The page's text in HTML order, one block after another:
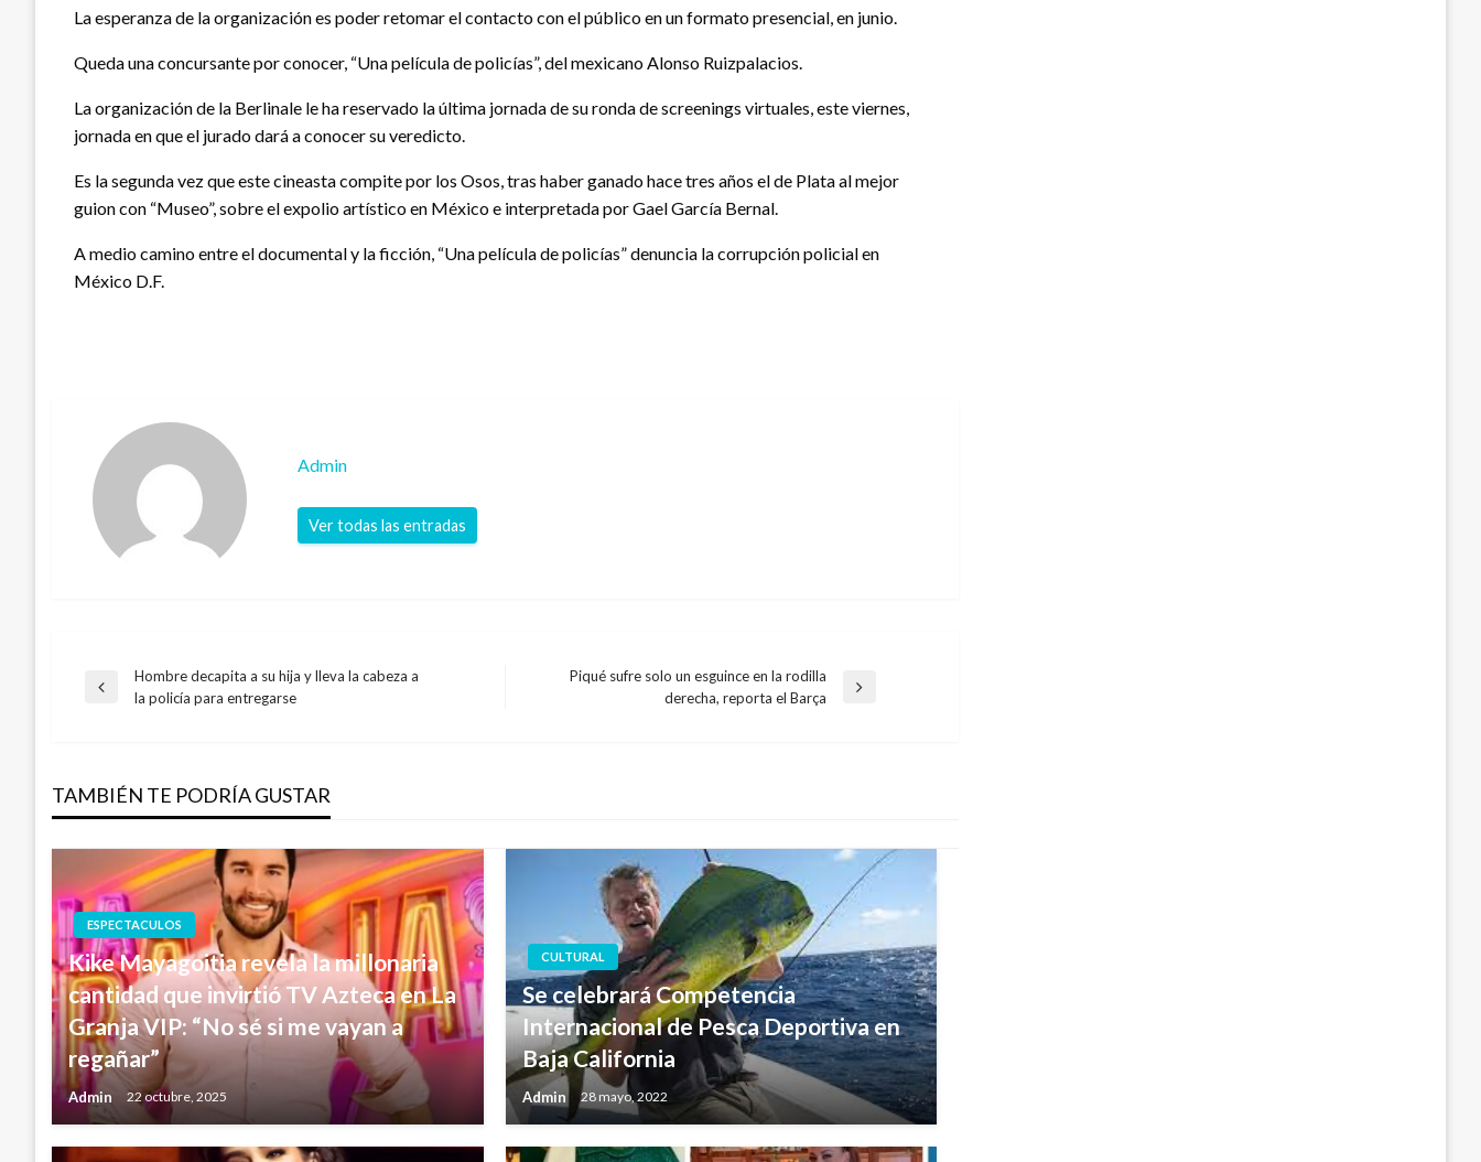
La esperanza de la organización es poder retomar el contacto con el público en un formato presencial, en junio.
Queda una concursante por conocer, “Una película de policías”, del mexicano Alonso Ruizpalacios.
La organización de la Berlinale le ha reservado la última jornada de su ronda de screenings virtuales, este viernes,
jornada en que el jurado dará a conocer su veredicto.
Es la segunda vez que este cineasta compite por los Osos, tras haber ganado hace tres años el de Plata al mejor
guion con “Museo”, sobre el expolio artístico en México e interpretada por Gael García Bernal.
A medio camino entre el documental y la ficción, “Una película de policías” denuncia la corrupción policial en
México D.F.
Admin
Ver todas las entradas
Navegación
entradas
Entrada
Hombre decapita a su hija y lleva la cabeza a
la policía para entregarse
Piqué sufre solo un esguince en la rodilla
derecha, reporta el Barça
TAMBIÉN TE PODRÍA GUSTAR
ESPECTACULOS
Kike Mayagoitia revela la millonaria
cantidad que invirtió TV Azteca en La
Granja VIP: “No sé si me vayan a
regañar”
Admin 22 octubre, 2025
CULTURAL
Se celebrará Competencia
Internacional de Pesca Deportiva en
Baja California
Admin 28 mayo, 2022